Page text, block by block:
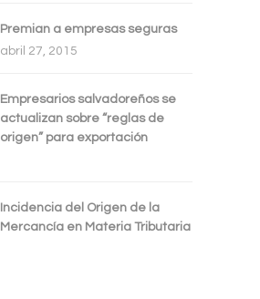
Premian a empresas seguras
abril 27, 2015
Empresarios salvadoreños se
actualizan sobre “reglas de
origen” para exportación
Incidencia del Origen de la
Mercancía en Materia Tributaria